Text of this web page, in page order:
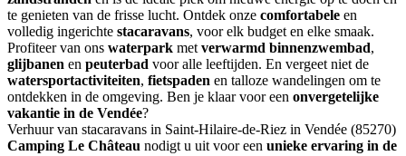
te genieten van de frisse lucht. Ontdek onze comfortabele en
volledig ingerichte stacaravans, voor elk budget en elke smaak.
Profiteer van ons waterpark met verwarmd binnenzwembad,
glijbanen en peuterbad voor alle leeftijden. En vergeet niet de
watersportactiviteiten, fietspaden en talloze wandelingen om te
ontdekken in de omgeving. Ben je klaar voor een onvergetelijke
vakantie in de Vendée?
Verhuur van stacaravans in Saint-Hilaire-de-Riez in Vendée (85270)
Camping Le Château nodigt u uit voor een unieke ervaring in de